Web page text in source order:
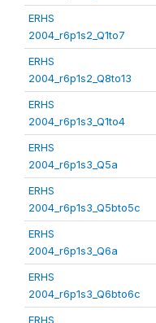
ERHS
2004_r6p1s2_Q1to7
ERHS
2004_r6p1s2_Q8to13
ERHS
2004_r6p1s3_Q1to4
ERHS
2004_r6p1s3_Q5a
ERHS
2004_r6p1s3_Q5bto5c
ERHS
2004_r6p1s3_Q6a
ERHS
2004_r6p1s3_Q6bto6c
ERHS